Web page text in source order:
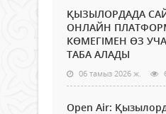
ҚЫЗЫЛОРДАДА
ОНЛАЙН
КӨМЕГІМЕН ӨЗ
ТАБА АЛАДЫ
06 тамыз 2026 ж.
Open Air: